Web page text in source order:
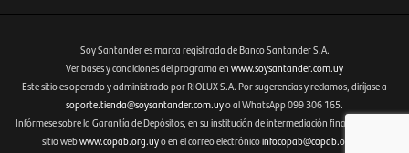
Fenicio eCommerce Uruguay
Soy Santander es marca registrada de Banco Santander S.A.
Ver bases y condiciones del programa en www.soysantander.com.uy
Este sitio es operado y administrado por RIOLUX S.A. Por sugerencias y reclamos, diríjase a
soporte.tienda@soysantander.com.uyo al WhatsApp 099 306 165.
Infórmese sobre la Garantía de Depósitos, en su institución de intermediación financiera, en el
sitio webwww.copab.org.uyo en el correo electrónicoinfocopab@copab.org.uy